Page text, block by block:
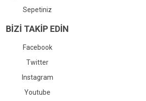
Sepetiniz
BİZİ TAKİP EDİN
Facebook
Twitter
Instagram
Youtube